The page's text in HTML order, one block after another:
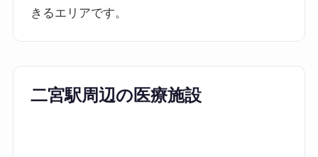
きるエリアです。
二宮駅周辺の医療施設